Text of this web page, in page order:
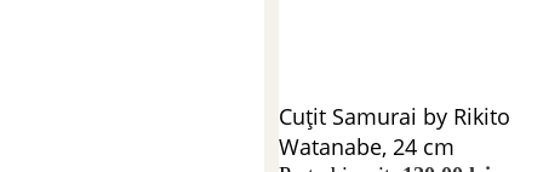
Reducere 43%
Cuțit Samurai by Rikito
Watanabe, 24 cm